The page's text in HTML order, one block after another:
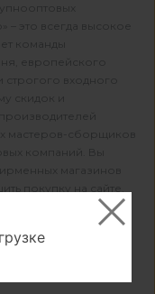
это всегда высокое
команды
европейского
входного
скидок и
мастеров-сборщиков
компаний. Вы
магазинов
покупку на сайте,